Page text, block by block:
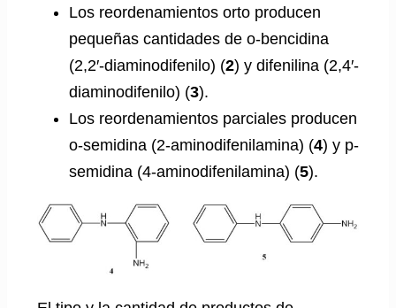
Los reordenamientos orto producen
pequeñas cantidades de o-bencidina
(2,2′-diaminodifenilo) (2) y difenilina (2,4′-
diaminodifenilo) (3).
Los reordenamientos parciales producen
o-semidina (2-aminodifenilamina) (4) y p-
semidina (4-aminodifenilamina) (5).